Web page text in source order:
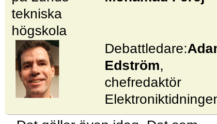
tekniska
högskola
Debattledare:
Edström,
chefredaktör